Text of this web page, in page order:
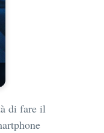
di fare il